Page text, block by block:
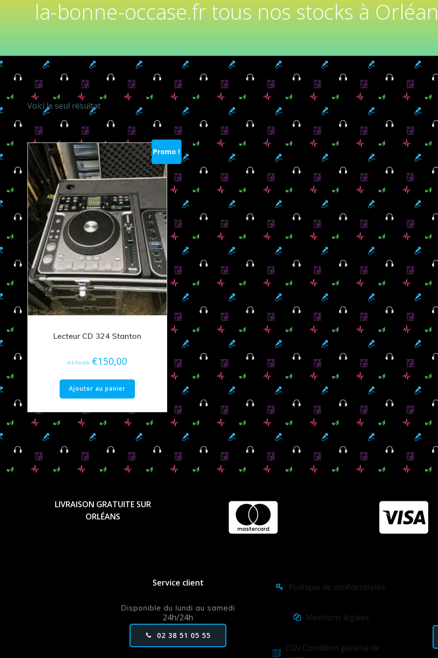
la-bonne-occase.fr tous nos stocks à
Voici le seul résultat
Promo !
Lecteur CD 324 Stanton
€170,00 Le
initial
était :
€170,00.
€150,00Le
est :
€150,00.
Ajouter au panier
LIVRAISON GRATUITE SUR
ORLÉANS
Service client
Disponible du lundi au samedi
24h/24h
02 38 51 05 55
Politique de confidentialité.
Mentions légales
CGV Condition général de